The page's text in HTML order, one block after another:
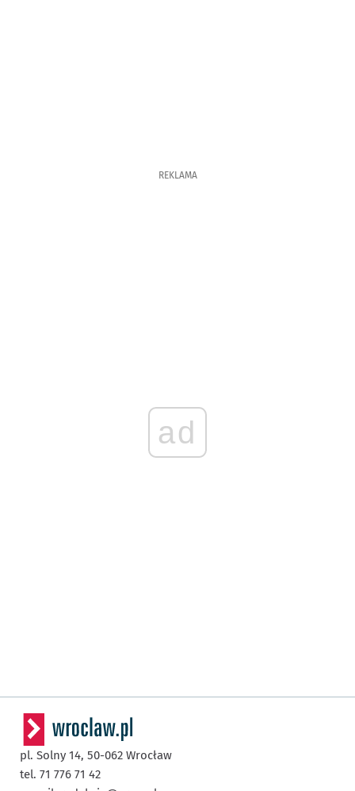
REKLAMA
ad
pl. Solny 14, 50-062 Wrocław
tel. 71 776 71 42